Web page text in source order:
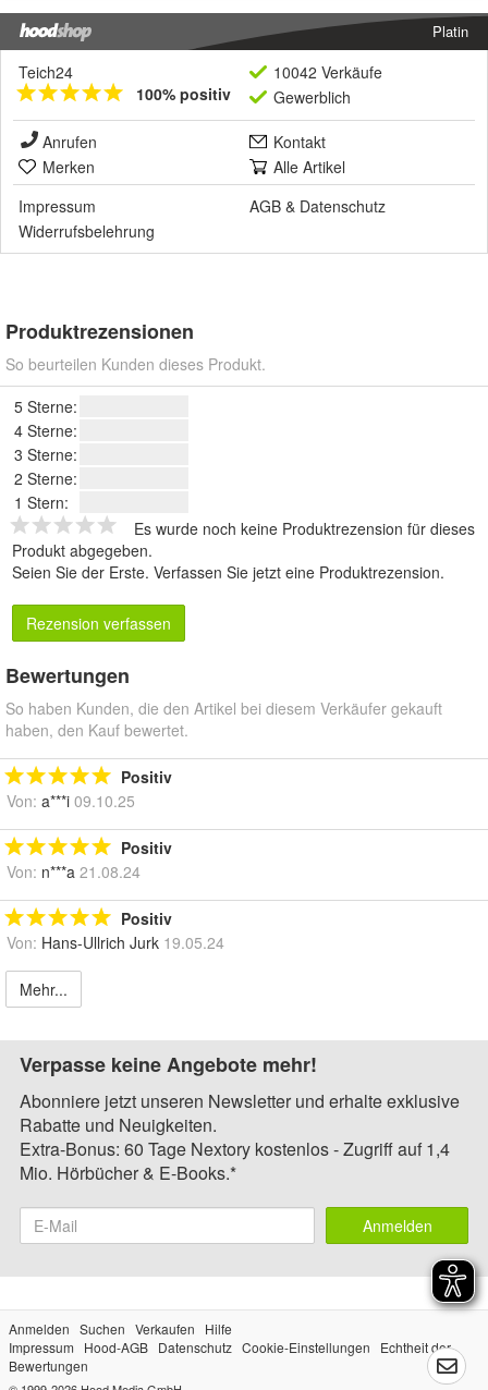
Platin
Teich24
100% positiv
10042 Verkäufe
Gewerblich
Anrufen
Kontakt
Merken
Alle Artikel
Impressum
AGB & Datenschutz
Widerrufsbelehrung
Produktrezensionen
So beurteilen Kunden dieses Produkt.
5 Sterne:
4 Sterne:
3 Sterne:
2 Sterne:
1 Stern:
Es wurde noch keine Produktrezension für dieses
Produkt abgegeben.
Seien Sie der Erste. Verfassen Sie jetzt eine Produktrezension.
Rezension verfassen
Bewertungen
So haben Kunden, die den Artikel bei diesem Verkäufer gekauft
haben, den Kauf bewertet.
Positiv
Von: a***i 09.10.25
Positiv
Von: n***a 21.08.24
Positiv
Von: Hans-Ullrich Jurk 19.05.24
Mehr...
Verpasse keine Angebote mehr!
Abonniere jetzt unseren Newsletter und erhalte exklusive
Rabatte und Neuigkeiten.
Extra-Bonus: 60 Tage Nextory kostenlos - Zugriff auf 1,4
Mio. Hörbücher & E-Books.*
Anmelden
Anmelden Suchen Verkaufen
Hilfe
Impressum
Hood-AGB Datenschutz Cookie-Einstellungen
Echtheit der
Bewertungen